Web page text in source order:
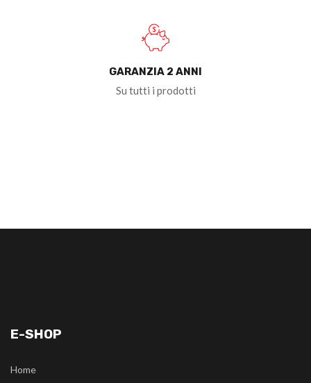
GARANZIA 2 ANNI
Su tutti i prodotti
E-SHOP
Home